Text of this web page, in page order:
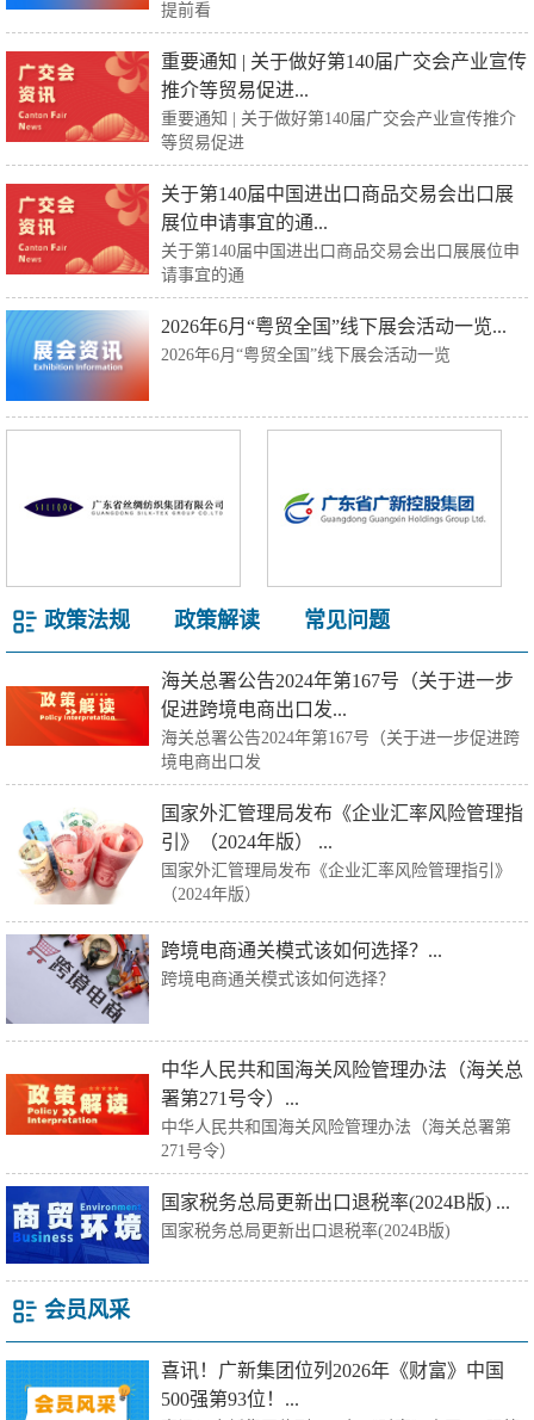
提前看
重要通知 | 关于做好第140届广交会产业宣传
推介等贸易促进...
重要通知 | 关于做好第140届广交会产业宣传推介
等贸易促进
关于第140届中国进出口商品交易会出口展
展位申请事宜的通...
关于第140届中国进出口商品交易会出口展展位申
请事宜的通
2026年6月“粤贸全国”线下展会活动一览...
2026年6月“粤贸全国”线下展会活动一览
政策法规 政策解读 常见问题
海关总署公告2024年第167号（关于进一步
促进跨境电商出口发...
海关总署公告2024年第167号（关于进一步促进跨
境电商出口发
国家外汇管理局发布《企业汇率风险管理指
引》（2024年版） ...
国家外汇管理局发布《企业汇率风险管理指引》
（2024年版）
跨境电商通关模式该如何选择？...
跨境电商通关模式该如何选择？
中华人民共和国海关风险管理办法（海关总
署第271号令）...
中华人民共和国海关风险管理办法（海关总署第
271号令）
国家税务总局更新出口退税率(2024B版) ...
国家税务总局更新出口退税率(2024B版)
会员风采
喜讯！广新集团位列2026年《财富》中国
500强第93位！...